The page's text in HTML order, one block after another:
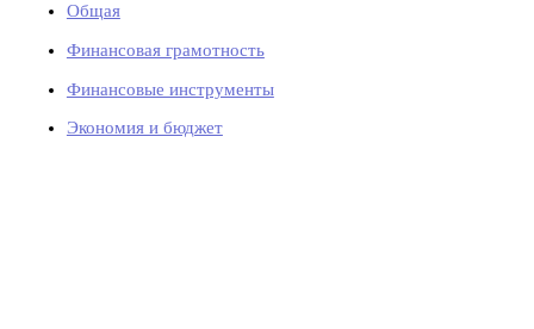
Общая
Финансовая грамотность
Финансовые инструменты
Экономия и бюджет